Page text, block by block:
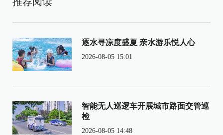
逐水寻凉度盛夏 亲水游乐悦人心
2026-08-05 15:01
智能无人巡逻车开展城市路面交管巡
检
2026-08-05 14:48